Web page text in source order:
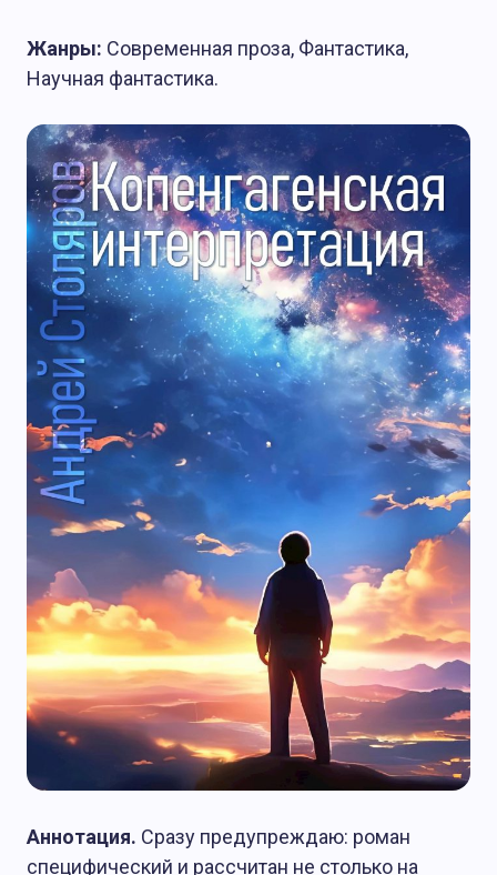
Жанры: Современная проза, Фантастика,
Научная фантастика.
Аннотация. Сразу предупреждаю: роман
специфический и рассчитан не столько на